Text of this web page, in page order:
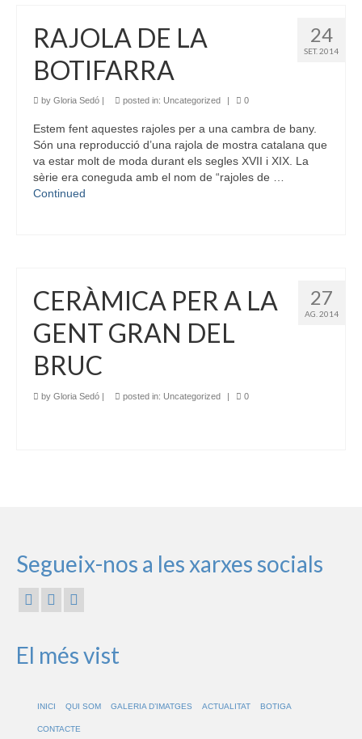
24
SET. 2014
RAJOLA DE LA
BOTIFARRA
by Gloria Sedó posted in: Uncategorized 0
Estem fent aquestes rajoles per a una cambra de bany.
Són una reproducció d’una rajola de mostra catalana que
va estar molt de moda durant els segles XVII i XIX. La
sèrie era coneguda amb el nom de “rajoles de …
Continued
27
AG. 2014
CERÀMICA PER A LA
GENT GRAN DEL
BRUC
by Gloria Sedó | posted in: Uncategorized | 0
Segueix-nos a les xarxes socials
El més vist
INICI QUI SOM GALERIA D’IMATGES ACTUALITAT BOTIGA
CONTACTE